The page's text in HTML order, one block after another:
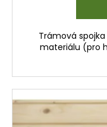
Trámová
materiálu (pro